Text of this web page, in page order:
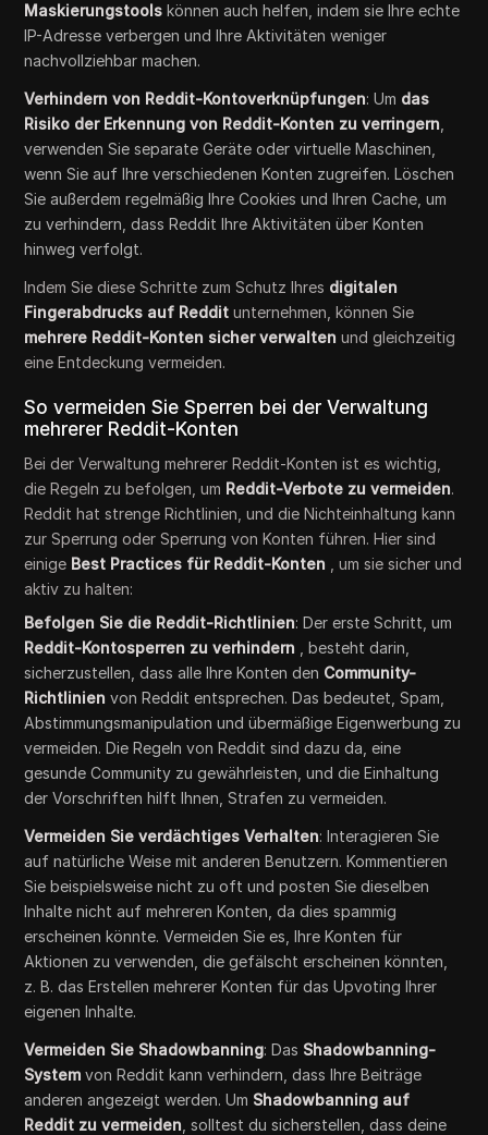
Maskierungstools können auch helfen, indem sie Ihre echte
IP-Adresse verbergen und Ihre Aktivitäten weniger
nachvollziehbar machen.
Verhindern von Reddit-Kontoverknüpfungen: Um das
Risiko der Erkennung von Reddit-Konten zu verringern
verwenden Sie separate Geräte oder virtuelle Maschinen,
wenn Sie auf Ihre verschiedenen Konten zugreifen. Löschen
Sie außerdem regelmäßig Ihre Cookies und Ihren Cache, um
zu verhindern, dass Reddit Ihre Aktivitäten über Konten
hinweg verfolgt.
Indem Sie diese Schritte zum Schutz Ihres digitalen
Fingerabdrucks auf Reddit unternehmen, können Sie
mehrere Reddit-Konten sicher verwalten und gleichzeitig
eine Entdeckung vermeiden.
So vermeiden Sie Sperren bei der Verwaltung
mehrerer Reddit-Konten
Bei der Verwaltung mehrerer Reddit-Konten ist es wichtig,
die Regeln zu befolgen, um Reddit-Verbote zu vermeiden.
Reddit hat strenge Richtlinien, und die Nichteinhaltung kann
zur Sperrung oder Sperrung von Konten führen. Hier sind
einige Best Practices für Reddit-Konten , um sie sicher und
aktiv zu halten:
Befolgen Sie die Reddit-Richtlinien: Der erste Schritt, um
Reddit-Kontosperren zu verhindern , besteht darin,
sicherzustellen, dass alle Ihre Konten den Community-
Richtlinien von Reddit entsprechen. Das bedeutet, Spam,
Abstimmungsmanipulation und übermäßige Eigenwerbung zu
vermeiden. Die Regeln von Reddit sind dazu da, eine
gesunde Community zu gewährleisten, und die Einhaltung
der Vorschriften hilft Ihnen, Strafen zu vermeiden.
Vermeiden Sie verdächtiges Verhalten: Interagieren Sie
auf natürliche Weise mit anderen Benutzern. Kommentieren
Sie beispielsweise nicht zu oft und posten Sie dieselben
Inhalte nicht auf mehreren Konten, da dies spammig
erscheinen könnte. Vermeiden Sie es, Ihre Konten für
Aktionen zu verwenden, die gefälscht erscheinen könnten,
z. B. das Erstellen mehrerer Konten für das Upvoting Ihrer
eigenen Inhalte.
Vermeiden Sie Shadowbanning: Das Shadowbanning-
System von Reddit kann verhindern, dass Ihre Beiträge
anderen angezeigt werden. Um Shadowbanning auf
Reddit zu vermeiden , solltest du sicherstellen, dass deine